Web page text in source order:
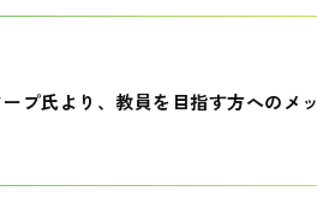
プ氏より、教員を目指す方へのメ